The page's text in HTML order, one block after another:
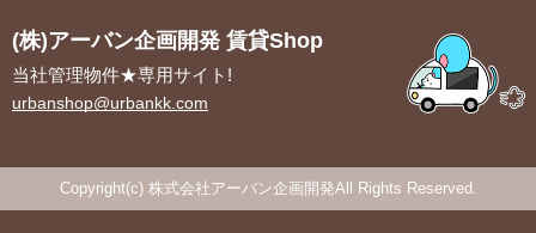
(株)アーバン企画開発 賃貸Shop
当社管理物件★専用サイト!
urbanshop@urbankk.com
Copyright(c) 株式会社アーバン企画開発All Rights Reserved.